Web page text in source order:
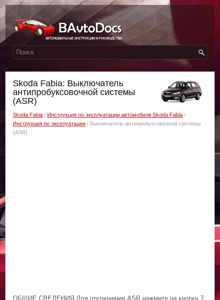
Skoda Fabia: Выключатель
антипробуксовочной системы
(ASR)
Skoda Fabia /Инструкция по эксплуатации автомобиля Skoda Fabia /
Инструкция по эксплуатации / Выключатель антипробуксовочной системы
(ASR)
ОБЩИЕ СВЕДЕНИЯ Для отключения ASR нажмите на кнопку 7